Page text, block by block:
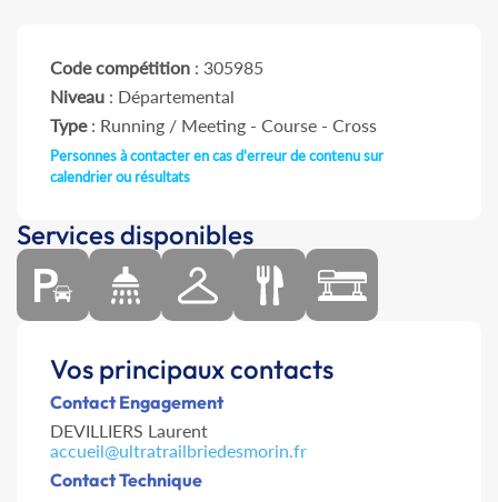
Code compétition : 305985
Niveau : Départemental
Type: Running / Meeting - Course - Cross
Personnes à contacter en cas d'erreur de contenu sur
calendrier ou résultats
Services disponibles
Vos principaux contacts
Contact Engagement
DEVILLIERS Laurent
accueil@ultratrailbriedesmorin.fr
Contact Technique